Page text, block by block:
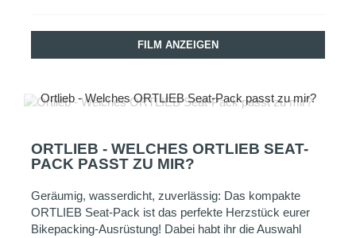
FILM ANZEIGEN
Ortlieb - Welches ORTLIEB Seat-Pack passt zu mir?
ORTLIEB - WELCHES ORTLIEB SEAT-
PACK PASST ZU MIR?
Geräumig, wasserdicht, zuverlässig: Das kompakte
ORTLIEB Seat-Pack ist das perfekte Herzstück eurer
Bikepacking-Ausrüstung! Dabei habt ihr die Auswahl